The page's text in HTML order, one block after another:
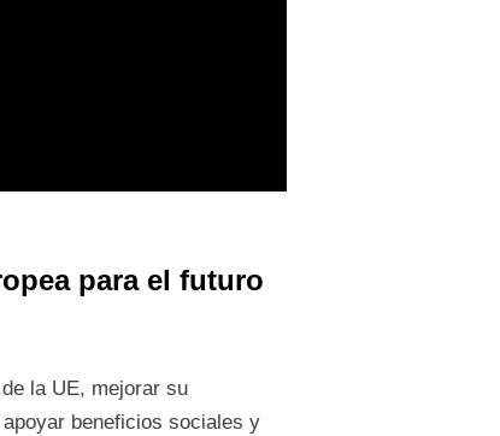
para el futuro
la UE, mejorar su
beneficios sociales y